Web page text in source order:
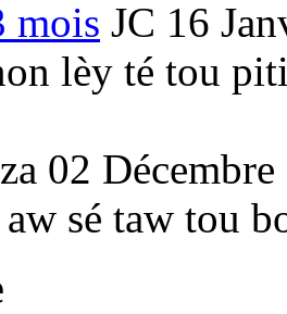
mois JC 16
lèy té tou
02
sé taw tou